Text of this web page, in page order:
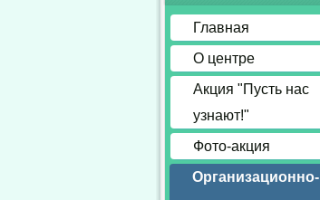
Главная
О центре
Акция "Пусть нас
узнают!"
Фото-акция
Организационно-